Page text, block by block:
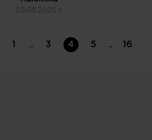
05.09.2025 г.
1 .. 3 4 5 .. 16